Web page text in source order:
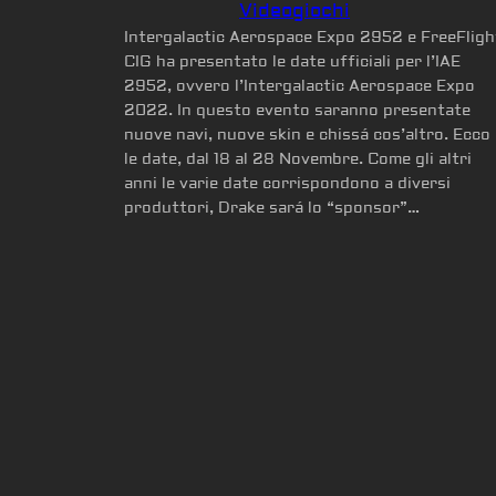
Videogiochi
Intergalactic Aerospace Expo 2952 e
CIG ha presentato le date ufficiali per l’IAE
2952, ovvero l’Intergalactic Aerospace Expo
2022. In questo evento saranno presentate
nuove navi, nuove skin e chissá cos’altro. Ecco
le date, dal 18 al 28 Novembre. Come gli altri
anni le varie date corrispondono a diversi
produttori, Drake sará lo “sponsor”…